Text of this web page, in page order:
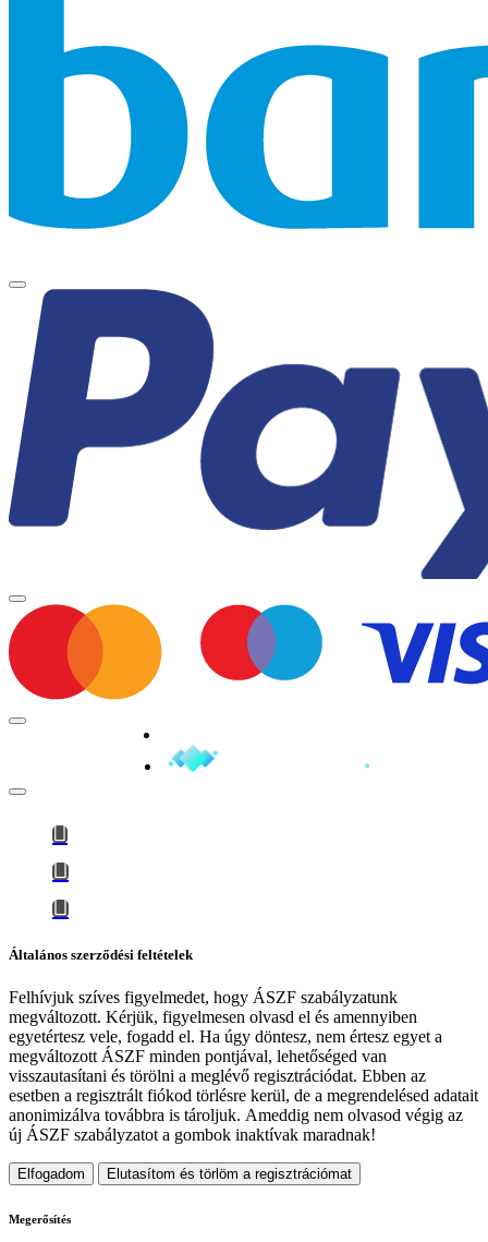
Általános szerződési feltételek
Felhívjuk szíves figyelmedet, hogy ÁSZF szabályzatunk
megváltozott. Kérjük, figyelmesen olvasd el és amennyiben
egyetértesz vele, fogadd el. Ha úgy döntesz, nem értesz egyet a
megváltozott ÁSZF minden pontjával, lehetőséged van
visszautasítani és törölni a meglévő regisztrációdat. Ebben az
esetben a regisztrált fiókod törlésre kerül, de a megrendelésed adatait
anonimizálva továbbra is tároljuk. Ameddig nem olvasod végig az
új ÁSZF szabályzatot a gombok inaktívak maradnak!
Elfogadom Elutasítom és törlöm a regisztrációmat
Megerősítés